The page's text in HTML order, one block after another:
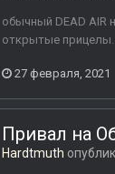
обычный DEAD AIR
открытые прицелы.
27 февраля, 2021
Привал на
Hardtmuth